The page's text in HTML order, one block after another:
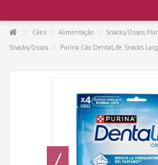
Cães Alimentação
Snacks/Ossos,
Snacks/Ossos
Purina Cão DentaLife Snacks